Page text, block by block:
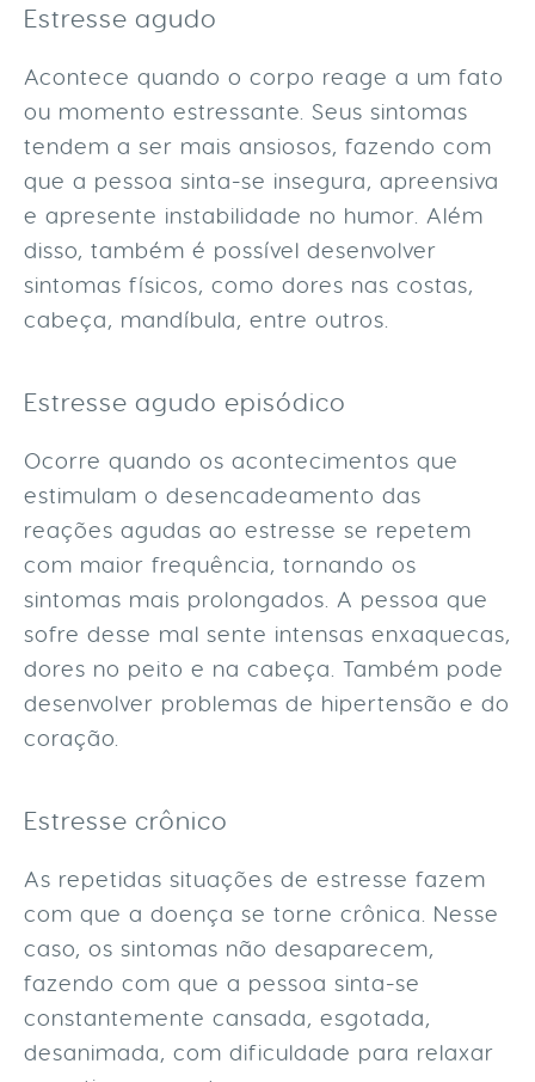
Estresse agudo
Acontece quando o corpo reage a um fato
ou momento estressante. Seus sintomas
tendem a ser mais ansiosos, fazendo com
que a pessoa sinta-se insegura, apreensiva
e apresente instabilidade no humor. Além
disso, também é possível desenvolver
sintomas físicos, como dores nas costas,
cabeça, mandíbula, entre outros.
Estresse agudo episódico
Ocorre quando os acontecimentos que
estimulam o desencadeamento das
reações agudas ao estresse se repetem
com maior frequência, tornando os
sintomas mais prolongados. A pessoa que
sofre desse mal sente intensas enxaquecas,
dores no peito e na cabeça. Também pode
desenvolver problemas de hipertensão e do
coração.
Estresse crônico
As repetidas situações de estresse fazem
com que a doença se torne crônica. Nesse
caso, os sintomas não desaparecem,
fazendo com que a pessoa sinta-se
constantemente cansada, esgotada,
desanimada, com dificuldade para relaxar